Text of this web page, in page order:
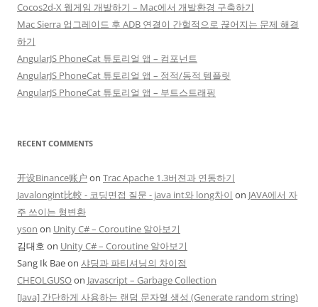
Cocos2d-X 웹게임 개발하기 – Mac에서 개발환경 구축하기
Mac Sierra 업그레이드 후 ADB 연결이 간헐적으로 끊어지는 문제 해결
하기
AngularJS PhoneCat 튜토리얼 앱 – 컴포넌트
AngularJS PhoneCat 튜토리얼 앱 – 정적/동적 템플릿
AngularJS PhoneCat 튜토리얼 앱 – 부트스트래핑
RECENT COMMENTS
开设Binance账户 on Trac Apache 1.3버젼과 연동하기
Javalongint比較 - 코딩면접 질문 - java int와 long차이 on JAVA에서 자
주 쓰이는 형변환
yson on Unity C# – Coroutine 알아보기
김대호 on Unity C# – Coroutine 알아보기
Sang Ik Baeon 샤딩과 파티셔닝의 차이점
CHEOLGUSOon Javascript – Garbage Collection
[Java] 간단하게 사용하는 랜덤 문자열 생성 (Generate random string)